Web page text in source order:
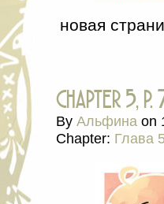
новая
chapter 5, p.
By Альфина on
Chapter: Глава